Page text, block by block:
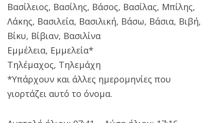
Βασίλειος, Βασίλης, Βάσος, Βασίλας, Μπίλης,
Λάκης, Βασιλεία, Βασιλική, Βάσω, Βάσια, Βιβή,
Βίκυ, Βίβιαν, Βασιλίνα
Εμμέλεια, Εμμελεία*
Τηλέμαχος, Τηλεμάχη
*Υπάρχουν και άλλες ημερομηνίες που
γιορτάζει αυτό το όνομα.